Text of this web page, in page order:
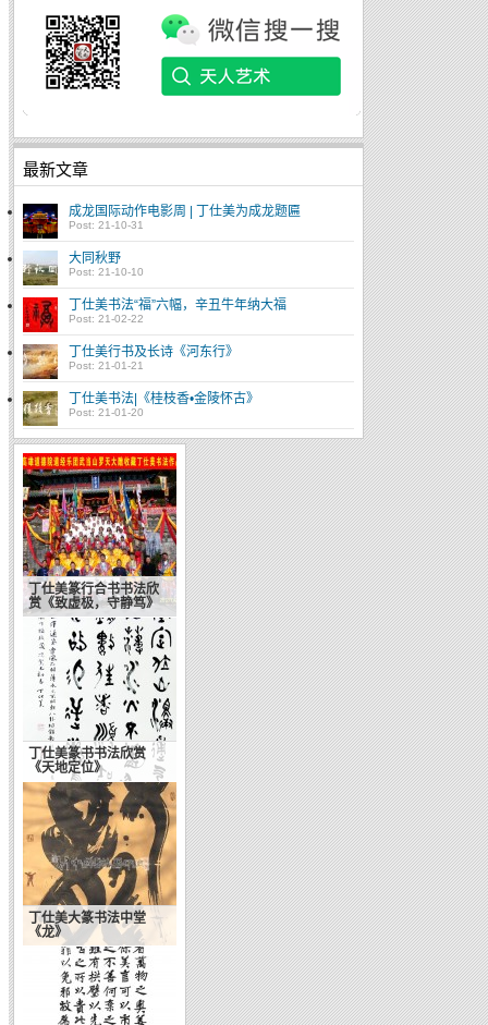
最新文章
成龙国际动作电影周 | 丁仕美为成龙题匾
Post: 21-10-31
大同秋野
Post: 21-10-10
丁仕美书法“福”六幅，辛丑牛年纳大福
Post: 21-02-22
丁仕美行书及长诗《河东行》
Post: 21-01-21
丁仕美书法|《桂枝香•金陵怀古》
Post: 21-01-20
丁仕美篆行合书书法欣
赏《致虚极，守静笃》
丁仕美篆书书法欣赏
《天地定位》
丁仕美大篆书法中堂
《龙》